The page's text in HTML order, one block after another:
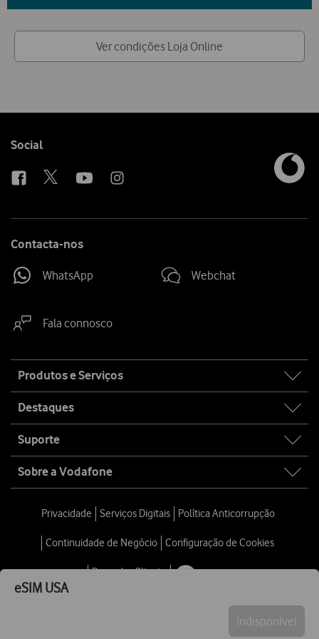
eSIM USA
Indisponível
Ver condições Loja Online
Follow
Social
Contacta-nos
WhatsApp Webchat
Fala connosco
map
Produtos e Serviços
Destaques
Suporte
Sobre a Vodafone
Privacidade Serviços Digitais Política Anticorrupção
Continuidade de Negócio Configuração de Cookies
Provedor Cliente